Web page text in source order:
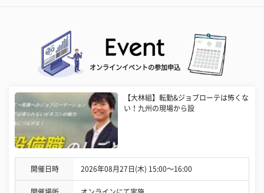
オンラインイベントの参加申込
【大林組】転勤&ジョブローテは怖くな
い！九州の現場から設
開催日時 2026年08月27日(木) 15:00〜16:00